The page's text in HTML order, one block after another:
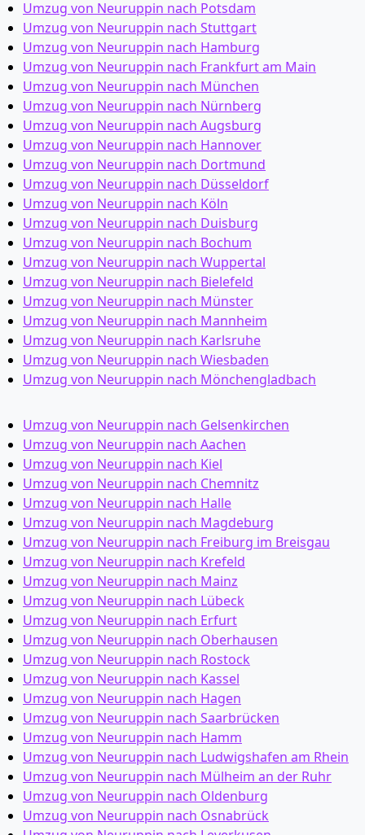
Umzug von Neuruppin nach Potsdam
Umzug von Neuruppin nach Stuttgart
Umzug von Neuruppin nach Hamburg
Umzug von Neuruppin nach Frankfurt am Main
Umzug von Neuruppin nach München
Umzug von Neuruppin nach Nürnberg
Umzug von Neuruppin nach Augsburg
Umzug von Neuruppin nach Hannover
Umzug von Neuruppin nach Dortmund
Umzug von Neuruppin nach Düsseldorf
Umzug von Neuruppin nach Köln
Umzug von Neuruppin nach Duisburg
Umzug von Neuruppin nach Bochum
Umzug von Neuruppin nach Wuppertal
Umzug von Neuruppin nach Bielefeld
Umzug von Neuruppin nach Münster
Umzug von Neuruppin nach Mannheim
Umzug von Neuruppin nach Karlsruhe
Umzug von Neuruppin nach Wiesbaden
Umzug von Neuruppin nach Mönchen­gladbach
Umzug von Neuruppin nach Gelsenkirchen
Umzug von Neuruppin nach Aachen
Umzug von Neuruppin nach Kiel
Umzug von Neuruppin nach Chemnitz
Umzug von Neuruppin nach Halle
Umzug von Neuruppin nach Magdeburg
Umzug von Neuruppin nach Freiburg im Breisgau
Umzug von Neuruppin nach Krefeld
Umzug von Neuruppin nach Mainz
Umzug von Neuruppin nach Lübeck
Umzug von Neuruppin nach Erfurt
Umzug von Neuruppin nach Oberhausen
Umzug von Neuruppin nach Rostock
Umzug von Neuruppin nach Kassel
Umzug von Neuruppin nach Hagen
Umzug von Neuruppin nach Saarbrücken
Umzug von Neuruppin nach Hamm
Umzug von Neuruppin nach Ludwigshafen am Rhein
Umzug von Neuruppin nach Mülheim an der Ruhr
Umzug von Neuruppin nach Oldenburg
Umzug von Neuruppin nach Osnabrück